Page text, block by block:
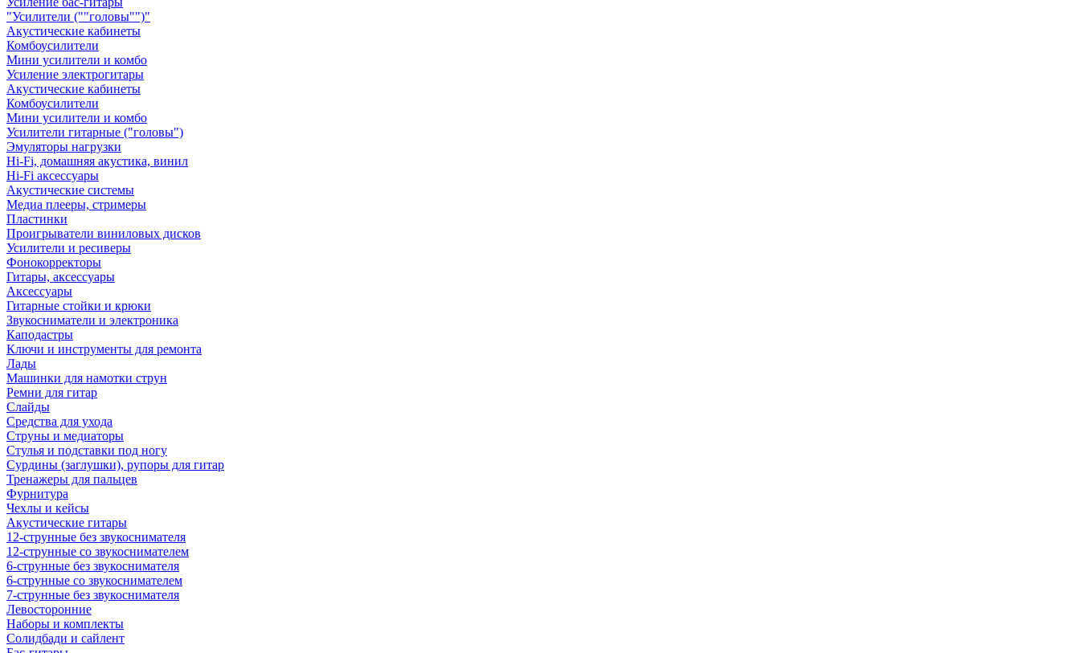
"Усилители (""головы"")"
Акустические кабинеты
Комбоусилители
Мини усилители и комбо
Усиление электрогитары
Акустические кабинеты
Комбоусилители
Мини усилители и комбо
Усилители гитарные ("головы")
Эмуляторы нагрузки
Hi-Fi, домашняя акустика, винил
Hi-Fi аксессуары
Акустические системы
Медиа плееры, стримеры
Пластинки
Проигрыватели виниловых дисков
Усилители и ресиверы
Фонокорректоры
Гитары, аксессуары
Аксессуары
Гитарные стойки и крюки
Звукосниматели и электроника
Каподастры
Ключи и инструменты для ремонта
Лады
Машинки для намотки струн
Ремни для гитар
Слайды
Средства для ухода
Струны и медиаторы
Стулья и подставки под ногу
Сурдины (заглушки), рупоры для гитар
Тренажеры для пальцев
Фурнитура
Чехлы и кейсы
Акустические гитары
12-струнные без звукоснимателя
12-струнные со звукоснимателем
6-струнные без звукоснимателя
6-струнные со звукоснимателем
7-струнные без звукоснимателя
Левосторонние
Наборы и комплекты
Солидбади и сайлент